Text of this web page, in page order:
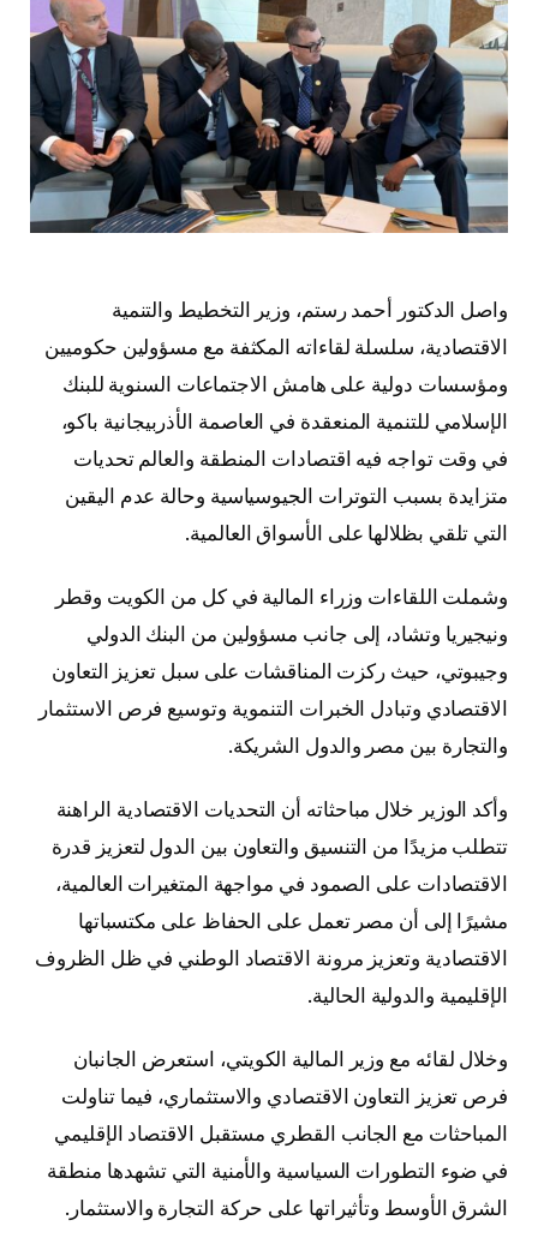
واصل الدكتور أحمد رستم، وزير التخطيط والتنمية
الاقتصادية، سلسلة لقاءاته المكثفة مع مسؤولين حكوميين
ومؤسسات دولية على هامش الاجتماعات السنوية للبنك
الإسلامي للتنمية المنعقدة في العاصمة الأذربيجانية باكو،
في وقت تواجه فيه اقتصادات المنطقة والعالم تحديات
متزايدة بسبب التوترات الجيوسياسية وحالة عدم اليقين
التي تلقي بظلالها على الأسواق العالمية.
وشملت اللقاءات وزراء المالية في كل من الكويت وقطر
ونيجيريا وتشاد، إلى جانب مسؤولين من البنك الدولي
وجيبوتي، حيث ركزت المناقشات على سبل تعزيز التعاون
الاقتصادي وتبادل الخبرات التنموية وتوسيع فرص الاستثمار
والتجارة بين مصر والدول الشريكة.
وأكد الوزير خلال مباحثاته أن التحديات الاقتصادية الراهنة
تتطلب مزيدًا من التنسيق والتعاون بين الدول لتعزيز قدرة
الاقتصادات على الصمود في مواجهة المتغيرات العالمية،
مشيرًا إلى أن مصر تعمل على الحفاظ على مكتسباتها
الاقتصادية وتعزيز مرونة الاقتصاد الوطني في ظل الظروف
الإقليمية والدولية الحالية.
وخلال لقائه مع وزير المالية الكويتي، استعرض الجانبان
فرص تعزيز التعاون الاقتصادي والاستثماري، فيما تناولت
المباحثات مع الجانب القطري مستقبل الاقتصاد الإقليمي
في ضوء التطورات السياسية والأمنية التي تشهدها منطقة
الشرق الأوسط وتأثيراتها على حركة التجارة والاستثمار.